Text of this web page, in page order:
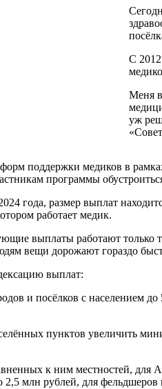
С
Меня
уж
поддержки медиков в
программы
года, размер выплат
работает медик.
выплаты работают только
вещи дорожают гораздо
выплат:
и посёлков с населением
пунктов увеличить
к ним местностей, для
млн рублей, для